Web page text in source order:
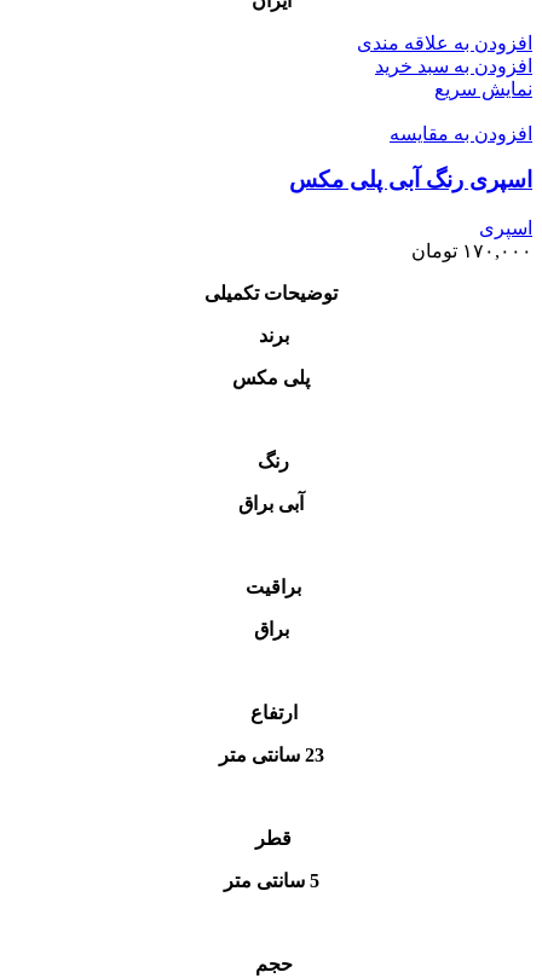
افزودن به علاقه مندی
افزودن به سبد خرید
نمایش سریع
افزودن به مقایسه
اسپری رنگ آبی پلی مکس
اسپری
۱۷۰,۰۰۰ تومان
توضیحات تکمیلی
برند
پلی مکس
رنگ
آبی براق
براقیت
براق
ارتفاع
23 سانتی متر
قطر
5 سانتی متر
حجم